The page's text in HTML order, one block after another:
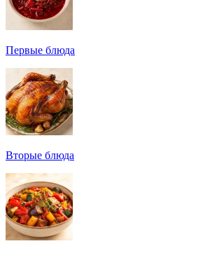
Первые блюда
Вторые блюда